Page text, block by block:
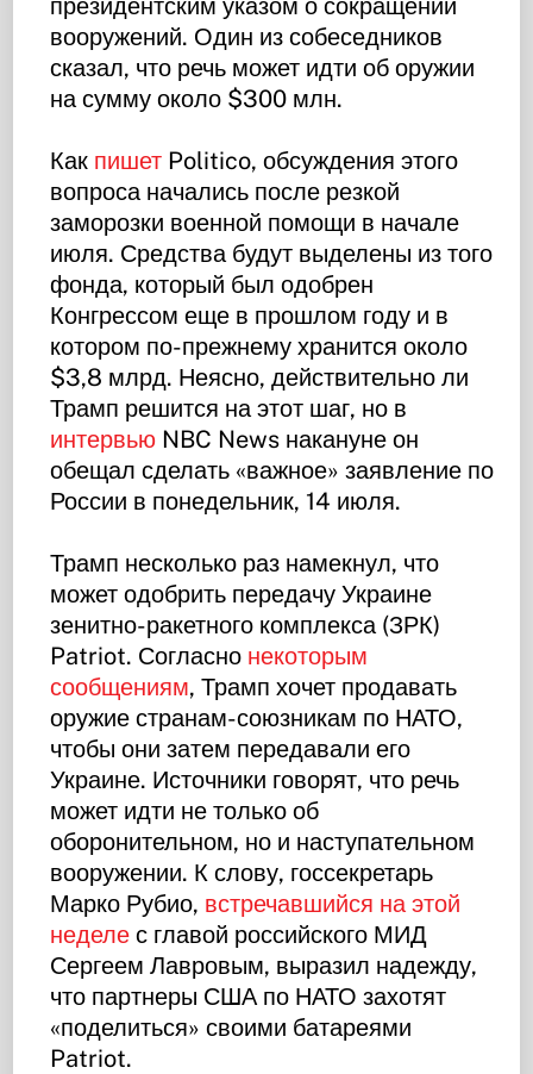
президентским указом о сокращении
вооружений. Один из собеседников
сказал, что речь может идти об оружии
на сумму около $300 млн.
Как пишет Politico, обсуждения этого
вопроса начались после резкой
заморозки военной помощи в начале
июля. Средства будут выделены из того
фонда, который был одобрен
Конгрессом еще в прошлом году и в
котором по-прежнему хранится около
$3,8 млрд. Неясно, действительно ли
Трамп решится на этот шаг, но в
интервью NBC News накануне он
обещал сделать «важное» заявление по
России в понедельник, 14 июля.
Трамп несколько раз намекнул, что
может одобрить передачу Украине
зенитно-ракетного комплекса (ЗРК)
Patriot. Согласно некоторым
сообщениям, Трамп хочет продавать
оружие странам-союзникам по НАТО,
чтобы они затем передавали его
Украине. Источники говорят, что речь
может идти не только об
оборонительном, но и наступательном
вооружении. К слову, госсекретарь
Марко Рубио, встречавшийся на этой
неделе с главой российского МИД
Сергеем Лавровым, выразил надежду,
что партнеры США по НАТО захотят
«поделиться» своими батареями
Patriot.